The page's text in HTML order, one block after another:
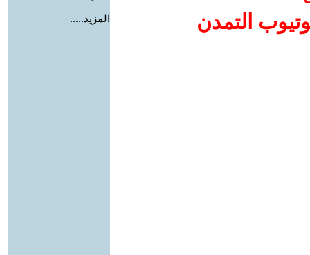
التمدن
المزيد.....